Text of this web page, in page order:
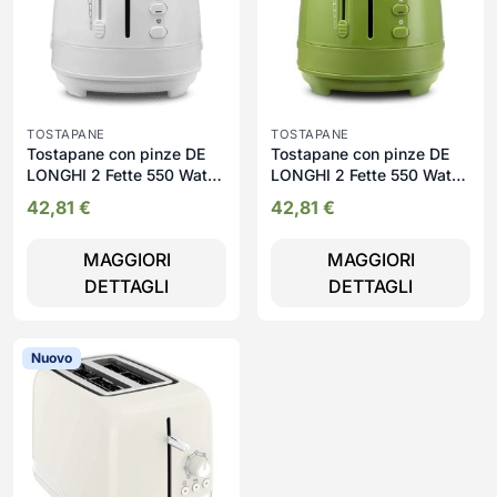
TOSTAPANE
Tostapane con pinze DE
LONGHI 2 Fette 550 Watt
42,81 €
MAGGIORI
DETTAGLI
TOSTAPANE
Tostapane con pinze DE
LONGHI 2 Fette 550 Watt
42,81 €
MAGGIORI
DETTAGLI
Nuovo